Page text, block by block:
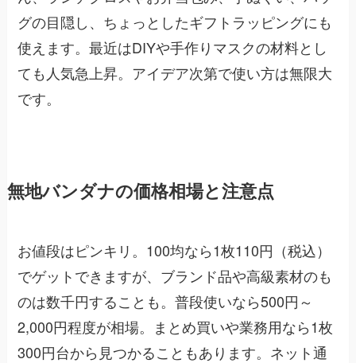
グの目隠し、ちょっとしたギフトラッピングにも
使えます。最近はDIYや手作りマスクの材料とし
ても人気急上昇。アイデア次第で使い方は無限大
です。
無地バンダナの価格相場と注意点
お値段はピンキリ。100均なら1枚110円（税込）
でゲットできますが、ブランド品や高級素材のも
のは数千円することも。普段使いなら500円～
2,000円程度が相場。まとめ買いや業務用なら1枚
300円台から見つかることもあります。ネット通